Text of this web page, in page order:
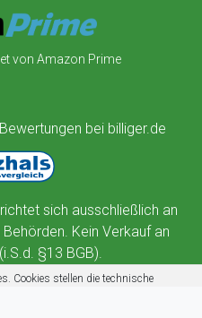
von Amazon Prime
sich ausschließlich an
Kein Verkauf an
§13 BGB).
Cookies stellen die technische